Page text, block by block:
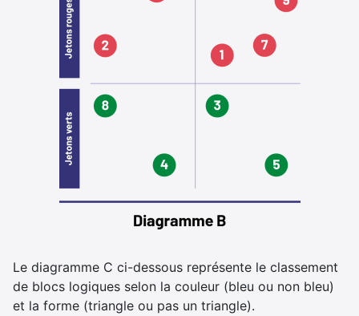
Le diagramme C ci-dessous représente le classement
de blocs logiques selon la couleur (bleu ou non bleu)
et la forme (triangle ou pas un triangle).